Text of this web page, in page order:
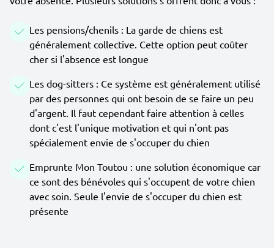
Les pensions/chenils : La garde de chiens est
généralement collective. Cette option peut coûter
cher si l'absence est longue
Les dog-sitters : Ce système est généralement utilisé
par des personnes qui ont besoin de se faire un peu
d'argent. Il faut cependant faire attention à celles
dont c'est l'unique motivation et qui n'ont pas
spécialement envie de s'occuper du chien
Emprunte Mon Toutou : une solution économique car
ce sont des bénévoles qui s'occupent de votre chien
avec soin. Seule l'envie de s'occuper du chien est
présente